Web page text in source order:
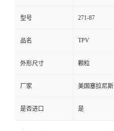
型号 271-87
品名 TPV
外形尺寸 颗粒
厂家 美国塞拉尼斯
是否进口 是